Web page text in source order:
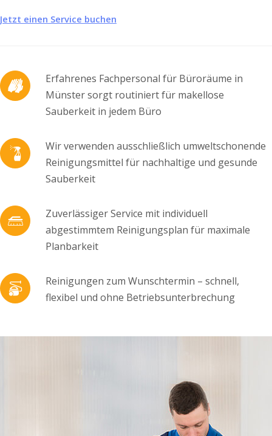
Jetzt einen Service buchen
Erfahrenes Fachpersonal für Büroräume in
Münster sorgt routiniert für makellose
Sauberkeit in jedem Büro
Wir verwenden ausschließlich umweltschonende
Reinigungsmittel für nachhaltige und gesunde
Sauberkeit
Zuverlässiger Service mit individuell
abgestimmtem Reinigungsplan für maximale
Planbarkeit
Reinigungen zum Wunschtermin – schnell,
flexibel und ohne Betriebsunterbrechung